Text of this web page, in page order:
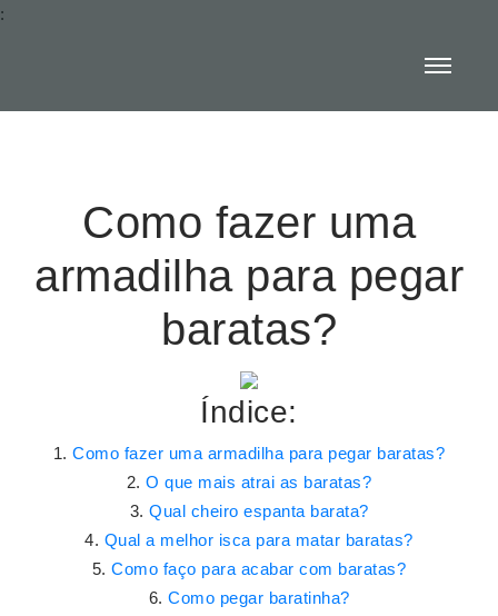
:
Como fazer uma
armadilha para pegar
baratas?
Índice:
Como fazer uma armadilha para pegar baratas?
O que mais atrai as baratas?
Qual cheiro espanta barata?
Qual a melhor isca para matar baratas?
Como faço para acabar com baratas?
Como pegar baratinha?